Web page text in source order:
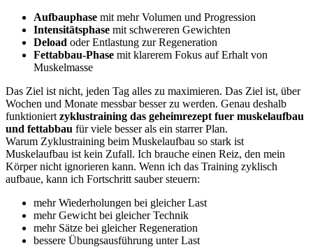
Aufbauphase mit mehr Volumen und Progression
Intensitätsphase mit schwereren Gewichten
Deload oder Entlastung zur Regeneration
Fettabbau-Phase mit klarerem Fokus auf Erhalt von
Muskelmasse
Das Ziel ist nicht, jeden Tag alles zu maximieren. Das Ziel ist, über
Wochen und Monate messbar besser zu werden. Genau deshalb
funktioniert zyklustraining das geheimrezept fuer muskelaufbau
und fettabbau für viele besser als ein starrer Plan.
Warum Zyklustraining beim Muskelaufbau so stark ist
Muskelaufbau ist kein Zufall. Ich brauche einen Reiz, den mein
Körper nicht ignorieren kann. Wenn ich das Training zyklisch
aufbaue, kann ich Fortschritt sauber steuern:
mehr Wiederholungen bei gleicher Last
mehr Gewicht bei gleicher Technik
mehr Sätze bei gleicher Regeneration
bessere Übungsausführung unter Last